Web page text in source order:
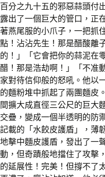
百分之九十五的邪惡蒜頭付
露出了一個巨大的管口，正
著燕尾服的小爪子，一把抓
點！沾沾先生！那是醋酸離
的！」「它會把你的蒜泥在
醋！那是浩劫啊！」「不准
家對待信仰般的怒吼。他以
的麵粉堆中抓起了兩團麵皮
間擴大成直徑三公尺的巨大
交疊，變成一個半透明的防
記載的「水餃皮護盾」，薄
地擊中麵皮護盾，發出了一
動，但奇蹟般地擋住了攻擊
的延展性！完美！但撐不了